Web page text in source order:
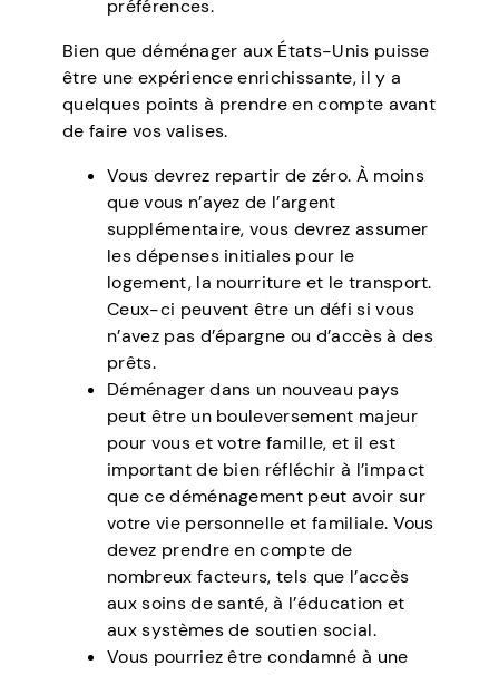
préférences.
Bien que déménager aux États-Unis puisse
être une expérience enrichissante, il y a
quelques points à prendre en compte avant
de faire vos valises.
Vous devrez repartir de zéro. À moins
que vous n’ayez de l’argent
supplémentaire, vous devrez assumer
les dépenses initiales pour le
logement, la nourriture et le transport.
Ceux-ci peuvent être un défi si vous
n’avez pas d’épargne ou d’accès à des
prêts.
Déménager dans un nouveau pays
peut être un bouleversement majeur
pour vous et votre famille, et il est
important de bien réfléchir à l’impact
que ce déménagement peut avoir sur
votre vie personnelle et familiale. Vous
devez prendre en compte de
nombreux facteurs, tels que l’accès
aux soins de santé, à l’éducation et
aux systèmes de soutien social.
Vous pourriez être condamné à une